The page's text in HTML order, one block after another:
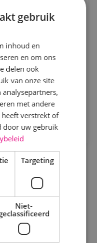
MBO
Als
maak jij het
gebruik
inhoud en
en om ons
delen ook
van onze site
analysepartners,
met andere
verstrekt of
door uw gebruik
Targeting
Niet-